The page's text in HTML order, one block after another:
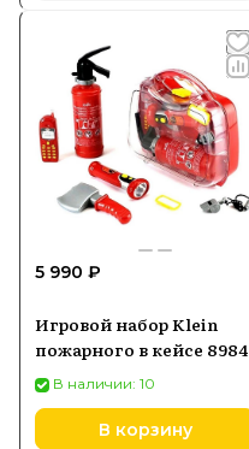
5 990 ₽
Игровой набор Klein
пожарного в кейсе 8984
В наличии: 10
В корзину